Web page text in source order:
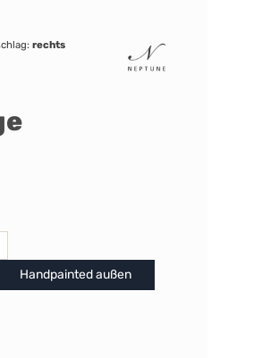
rechts
Handpainted außen